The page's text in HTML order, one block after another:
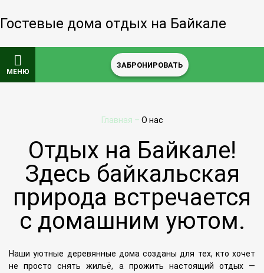
Гостевые дома отдых на Байкале
МЕНЮ
ЗАБРОНИРОВАТЬ
Главная – О нас
Отдых на Байкале!
Здесь байкальская
природа встречается
с домашним уютом.
Наши уютные деревянные дома созданы для тех, кто хочет
не просто снять жильё, а прожить настоящий отдых —